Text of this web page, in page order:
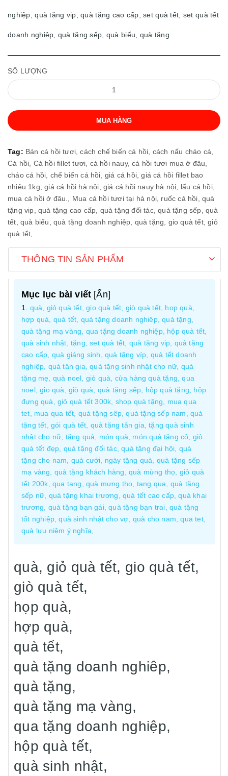
nghiệp, quà tặng vip, quà tặng cao cấp, set quà tết, set quà tết
doanh nghiệp, quà tặng sếp, quà biếu, quà tặng
SỐ LƯỢNG
MUA HÀNG
Tag: Bán cá hồi tươi,cách chế biến cá hồi, cách nấu cháo cá,
Cá hồi, Cá hồi fillet tươi, cá hồi nauy,cá hồi tươi mua ở đâu,
cháo cá hồi, chế biến cá hồi,giá cá hồi,giá cá hồi fillet bao
nhiêu 1kg,giá cá hồi hà nội,giá cá hồi nauy hà nội, lẩu cá hồi,
mua cá hồi ở đâu., Mua cá hồi tươi tại hà nội, ruốc cá hồi,quà
tặng vip,quà tặng cao cấp, quà tặng đối tác,quà tặng sếp,quà
tết, quà biếu, quà tặng doanh nghiệp, quà tặng, gio quà tết,giỏ
quà tết,
THÔNG TIN SẢN PHẨM
Mục lục bài viết [Ẩn]
quà, giỏ quà tết, gio quà tết, giò quà tết, họp quà,
hợp quà, quà tết, quà tặng doanh nghiêp, quà tặng,
quà tặng mạ vàng, qua tặng doanh nghiệp, hộp quà tết,
quà sinh nhật, tặng, set quà tết, quà tặng vip, quà tặng
cao cấp, quà giáng sinh, quà tặng víp, quà tết doanh
nghiệp, quà tân gia, quà tặng sinh nhật cho nữ, quà
tặng mẹ, quà noel, giỏ quà, cửa hàng quà tặng, qua
noel, gio quà, giò quà, quà tặng sếp, hộp quà tặng, hộp
đựng quà, giỏ quà tết 300k, shop quà tặng, mua qua
tet, mua qua tết, quà tặng sêp, quà tặng sếp nam, quà
tặng tết, gói quà tết, quà tặng tân gia, tặng quà sinh
nhật cho nữ, tặng quà, món quà, món quà tặng cô, giỏ
quà tết đẹp, quà tặng đối tác, quà tặng đại hội, quà
tặng cho nam, quà cưới, ngày tặng quà, quà tặng sếp
mạ vàng, quà tặng khách hàng, quà mừng thọ, giỏ quà
tết 200k, qua tang, quà mưng thọ, tang qua, quà tặng
sếp nữ, quà tặng khai trương, quà tết cao cấp, quà khai
trương, quà tặng bạn gái, quà tặng bạn trai, quà tặng
tốt nghiệp, quà sinh nhật cho vợ, quà cho nam, qua tet,
quà lưu niệm ý nghĩa,
quà, giỏ quà tết, gio quà tết,
giò quà tết,
họp quà,
hợp quà,
quà tết,
quà tặng doanh nghiêp,
quà tặng,
quà tặng mạ vàng,
qua tặng doanh nghiệp,
hộp quà tết,
quà sinh nhật,